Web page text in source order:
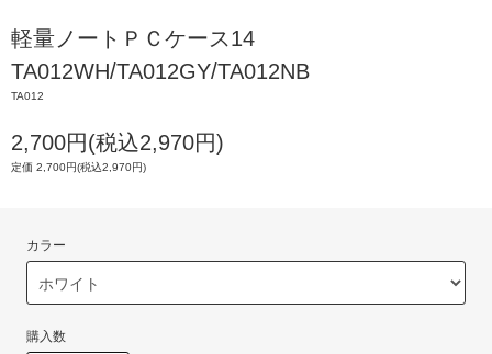
軽量ノートＰＣケース14
TA012WH/TA012GY/TA012NB
TA012
2,700円(税込2,970円)
定価 2,700円(税込2,970円)
カラー
購入数